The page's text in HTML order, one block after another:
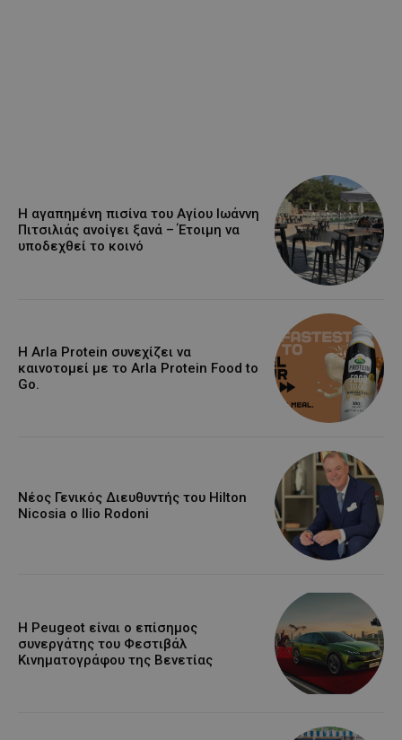
Η αγαπημένη πισίνα του Αγίου Ιωάννη
Πιτσιλιάς ανοίγει ξανά – Έτοιμη να
υποδεχθεί το κοινό
Η Arla Protein συνεχίζει να
καινοτομεί με το Arla Protein Food to
Go.
Νέος Γενικός Διευθυντής του Hilton
Nicosia ο Ilio Rodoni
Η Peugeot είναι ο επίσημος
συνεργάτης του Φεστιβάλ
Κινηματογράφου της Βενετίας